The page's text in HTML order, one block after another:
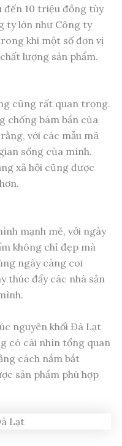
đến 10 triệu đồng tùy
ty lớn như Công ty
khi một số đơn vị
lượng sản phẩm.
cũng rất quan trọng.
chống bám bẩn của
với các mẫu mã
sống của mình.
xã hội cũng được
mạnh mẽ, với ngày
không chỉ đẹp mà
ngày càng coi
thúc đẩy các nhà sản
nguyên khối Đà Lạt
có cái nhìn tổng quan
cách nắm bắt
sản phẩm phù hợp